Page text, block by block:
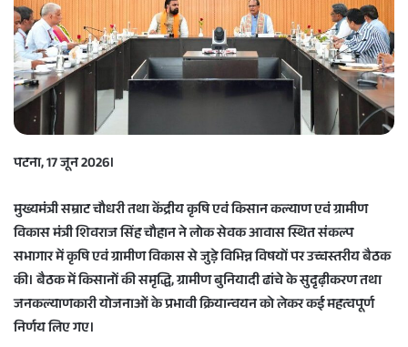
m
a
l
पटना, 17 जून 2026।
मुख्यमंत्रीसम्राट चौधरीतथा केंद्रीय कृषि एवं किसान कल्याण एवं ग्रामीण
विकास मंत्रीशिवराज सिंह चौहानने लोक सेवक आवास स्थित संकल्प
सभागार में कृषि एवं ग्रामीण विकास से जुड़े विभिन्न विषयों पर उच्चस्तरीय बैठक
की। बैठक में किसानों की समृद्धि, ग्रामीण बुनियादी ढांचे के सुदृढ़ीकरण तथा
जनकल्याणकारी योजनाओं के प्रभावी क्रियान्वयन को लेकर कई महत्वपूर्ण
निर्णय लिए गए।